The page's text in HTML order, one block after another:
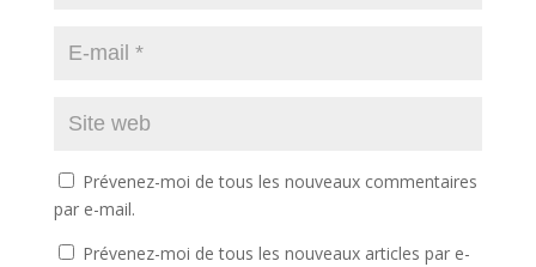
Prévenez-moi de tous les nouveaux commentaires
par e-mail.
Prévenez-moi de tous les nouveaux articles par e-